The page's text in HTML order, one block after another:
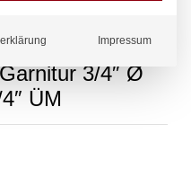
3/4″ Ø
ÜM
Impressum